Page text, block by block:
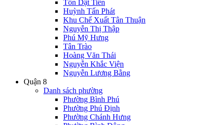
Tôn Dật Tiên
Huỳnh Tấn Phát
Khu Chế Xuất Tân Thuận
Nguyễn Thị Thập
Phú Mỹ Hưng
Tân Trào
Hoàng Văn Thái
Nguyễn Khắc Viện
Nguyễn Lương Bằng
Quận 8
Danh sách phường
Phường Bình Phú
Phường Phú Định
Phường Chánh Hưng